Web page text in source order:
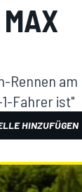
Rennen am
Fahrer ist"
HINZUFÜGEN